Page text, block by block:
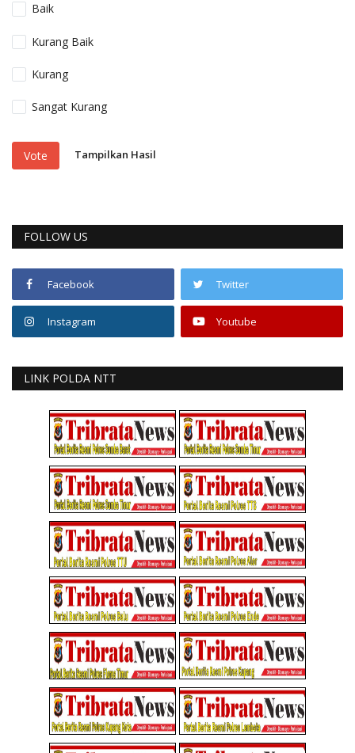
Baik
Kurang Baik
Kurang
Sangat Kurang
Vote Tampilkan Hasil
FOLLOW US
Facebook Twitter
Instagram Youtube
LINK POLDA NTT